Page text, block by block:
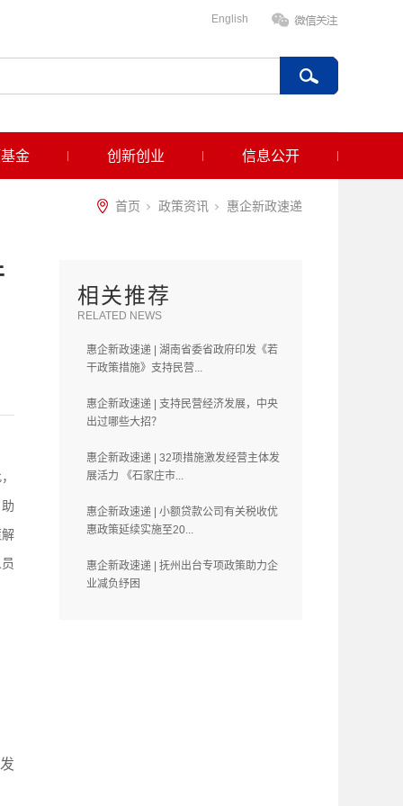
English
金 创新创业 信息公开
首页 政策资讯 惠企新政速递
相关推荐
RELATED NEWS
惠企新政速递 | 湖南省委省政府印发《若
干政策措施》支持民营...
惠企新政速递 | 支持民营经济发展，中央
出过哪些大招？
惠企新政速递 | 32项措施激发经营主体发
展活力 《石家庄市...
惠企新政速递 | 小额贷款公司有关税收优
惠政策延续实施至20...
惠企新政速递 | 抚州出台专项政策助力企
业减负纾困